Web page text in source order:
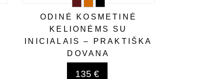
ODINĖ KOSMETINĖ
KELIONĖMS SU
INICIALAIS – PRAKTIŠKA
DOVANA
135 €